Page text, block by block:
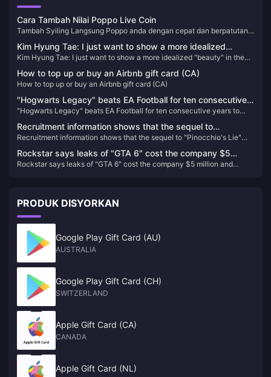
Cara Tambah Nilai Poppo Live Coin
Tambah Syiling Langsung Poppo anda dengan cepat dan berpatutan
dan penghantaran segera, menjadikannya pilihan terbaik untuk semua
keperluan cas semula anda.
Kim Hyung Tae: I just want to show a more idealized
"beauty" in the game!
Kim Hyung Tae: I just want to show a more idealized "beauty" in the
How to top up or buy an Airbnb gift card (CA)
How to top up or buy an Airbnb gift card (CA)
"Hogwarts Legacy" beats EA Football for ten consecutive
years to take the top spot on the UK regional game list in
2023
"Hogwarts Legacy" beats EA Football for ten consecutive years to
Recruitment information shows that the sequel to
"Pinocchio's Lie" will be created using Unreal 5
Recruitment information shows that the sequel to "Pinocchio's Lie"
Rockstar says leaks of "GTA 6" cost the company $5
million and thousands of employee hours
Rockstar says leaks of "GTA 6" cost the company $5 million and
PRODUK DISYORKAN
Google Play Gift Card (AU)
AUSTRALIA
Google Play Gift Card (CH)
SWITZERLAND
Apple Gift Card (CA)
CANADA
Apple Gift Card (NL)